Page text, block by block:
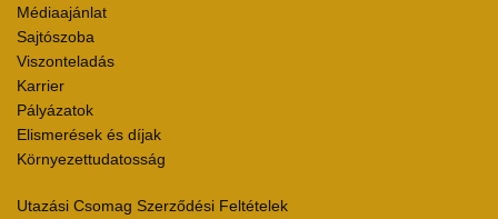
Médiaajánlat
Sajtószoba
Viszonteladás
Karrier
Pályázatok
Elismerések és díjak
Környezettudatosság
Utazási Csomag Szerződési Feltételek